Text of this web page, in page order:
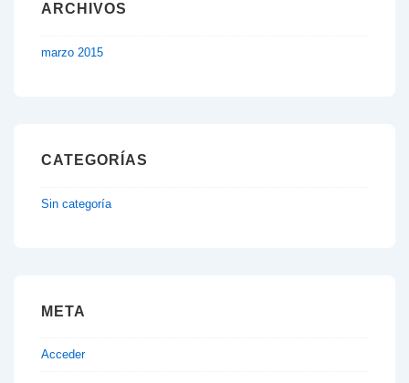
ARCHIVOS
marzo 2015
CATEGORÍAS
Sin categoría
META
Acceder